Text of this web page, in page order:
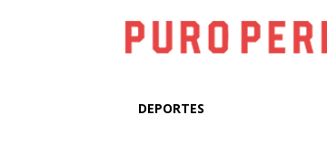
DEPORTES